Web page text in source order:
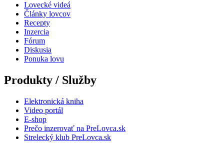
Lovecké videá
Články lovcov
Recepty
Inzercia
Fórum
Diskusia
Ponuka lovu
Produkty / Služby
Elektronická kniha
Video portál
E-shop
Prečo inzerovať na PreLovca.sk
Strelecký klub PreLovca.sk